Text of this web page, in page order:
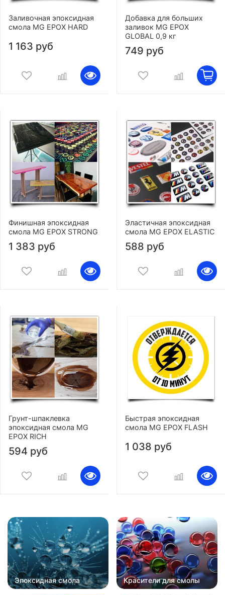
Заливочная эпоксидная
смола MG EPOX HARD
1 163 руб
Добавка для больших
заливок MG EPOX
GLOBAL 0,9 кг
749 руб
Финишная эпоксидная
смола MG EPOX STRONG
1 383 руб
Эластичная эпоксидная
смола MG EPOX ELASTIC
588 руб
Грунт-шпаклевка
эпоксидная смола MG
EPOX RICH
594 руб
Быстрая эпоксидная
смола MG EPOX FLASH
1 038 руб
Эпоксидная смола Красители для смолы